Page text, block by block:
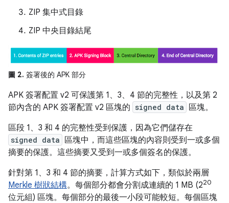
ZIP 集中式目錄
ZIP 中央目錄結尾
圖 2. 簽署後的 APK 部分
APK 簽署配置 v2 可保護第 1、3、4 節的完整性，以及第 2
節內含的 APK 簽署配置 v2 區塊的 signed data 區塊。
區段 1、3 和 4 的完整性受到保護，因為它們儲存在
signed data 區塊中，而這些區塊的內容則受到一或多個
摘要的保護。這些摘要又受到一或多個簽名的保護。
針對第 1、3 和 4 節的摘要，計算方式如下，類似於兩層
Merkle 樹狀結構。每個部分都會分割成連續的 1 MB (220
位元組) 區塊。每個部分的最後一小段可能較短。每個區塊